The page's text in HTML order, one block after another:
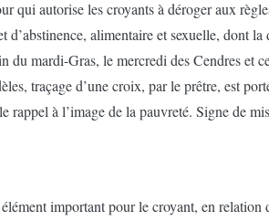
qui autorise les croyants à déroger aux
alimentaire et sexuelle, dont la
du mardi-Gras, le mercredi des Cendres et
traçage d’une croix, par le prêtre, est
rappel à l’image de la pauvreté. Signe de
important pour le croyant, en relation